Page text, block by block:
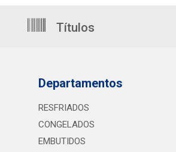
Títulos
Departamentos
RESFRIADOS
CONGELADOS
EMBUTIDOS